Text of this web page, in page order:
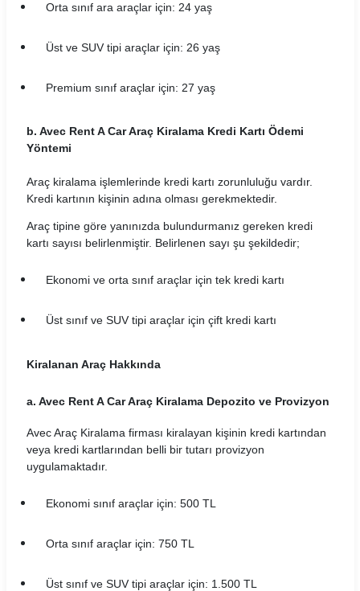
EasyGo Araç Kiralama Koşulları
Ekar Global Araç Kiralama Koşulları
Emr Car Araç Kiralama Koşulları
Eternalrental Araç Kiralama Koşulları
Europcar Araç Kiralama Koşulları
Gri Rent Araç Kiralama Koşulları
Hasgül Araç Kiralama Koşulları
Hit Araç Kiralama Koşulları
HLS Filo Araç Kiralama Koşulları
İnteria Araç Kiralama Koşulları
Kar Araç Kiralama Koşulları
Leader Araç Kiralama Koşulları
Orta sınıf ara araçlar için: 24 yaş
Üst ve SUV tipi araçlar için: 26 yaş
Premium sınıf araçlar için: 27 yaş
b. Avec Rent A Car Araç Kiralama Kredi Kartı Ödemi
Yöntemi
Araç kiralama işlemlerinde kredi kartı zorunluluğu vardır.
Kredi kartının kişinin adına olması gerekmektedir.
Araç tipine göre yanınızda bulundurmanız gereken kredi
kartı sayısı belirlenmiştir. Belirlenen sayı şu şekildedir;
Ekonomi ve orta sınıf araçlar için tek kredi kartı
Üst sınıf ve SUV tipi araçlar için çift kredi kartı
Kiralanan Araç Hakkında
a. Avec Rent A Car Araç Kiralama Depozito ve Provizyon
Avec Araç Kiralama firması kiralayan kişinin kredi kartından
veya kredi kartlarından belli bir tutarı provizyon
uygulamaktadır.
Ekonomi sınıf araçlar için: 500 TL
Orta sınıf araçlar için: 750 TL
Üst sınıf ve SUV tipi araçlar için: 1.500 TL